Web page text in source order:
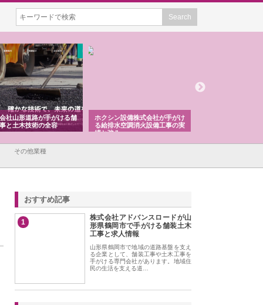
社山形道路が手がける舗
と土木技術の全容
ホクシン設備株式会社が手がけ
る給排水空調消火設備工事の実
績と強み
その他業種
おすすめ記事
1
株式会社アドバンスロードが山
形県鶴岡市で手がける舗装土木
工事と求人情報
山形県鶴岡市で地域の道路基盤を支え
る企業として、舗装工事や土木工事を
手がける専門会社があります。地域住
民の生活を支える道…